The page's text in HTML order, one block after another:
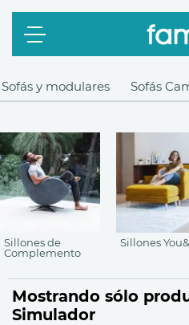
Sofás y modulares Sofás
Sillones de
Complemento
Sillones
Mostrando sólo
Simulador